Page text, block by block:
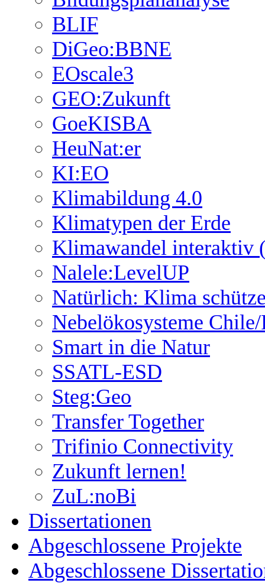
BLIF
DiGeo:BBNE
EOscale3
GEO:Zukunft
GoeKISBA
HeuNat:er
KI:EO
Klimabildung 4.0
Klimatypen der Erde
Klimawandel interaktiv
Nalele:LevelUP
Natürlich: Klima
Nebelökosysteme Chile/
Smart in die Natur
SSATL-ESD
Steg:Geo
Transfer Together
Trifinio Connectivity
Zukunft lernen!
ZuL:noBi
Dissertationen
Abgeschlossene Projekte
Abgeschlossene